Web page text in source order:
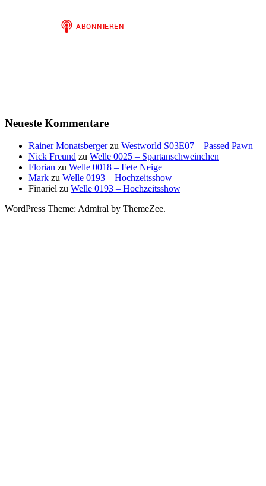
Neueste Kommentare
Rainer Monatsbergerzu Westworld S03E07 – Passed Pawn
Nick Freund zu Welle 0025 – Spartanschweinchen
Florian zu Welle 0018 – Fete Neige
Mark zu Welle 0193 – Hochzeitsshow
Finariel zu Welle 0193 – Hochzeitsshow
WordPress Theme: Admiral by ThemeZee.